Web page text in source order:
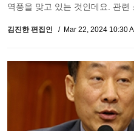
역풍을 맞고 있는 것인데요. 관련
김진한 편집인 Mar 22, 2024 10:30